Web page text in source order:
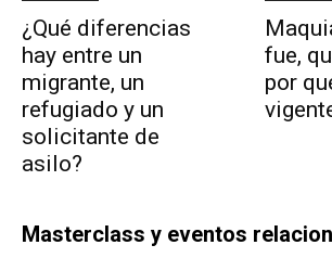
¿Qué diferencias
hay entre un
migrante, un
refugiado y un
solicitante de
asilo?
fue,
por
Masterclass y eventos